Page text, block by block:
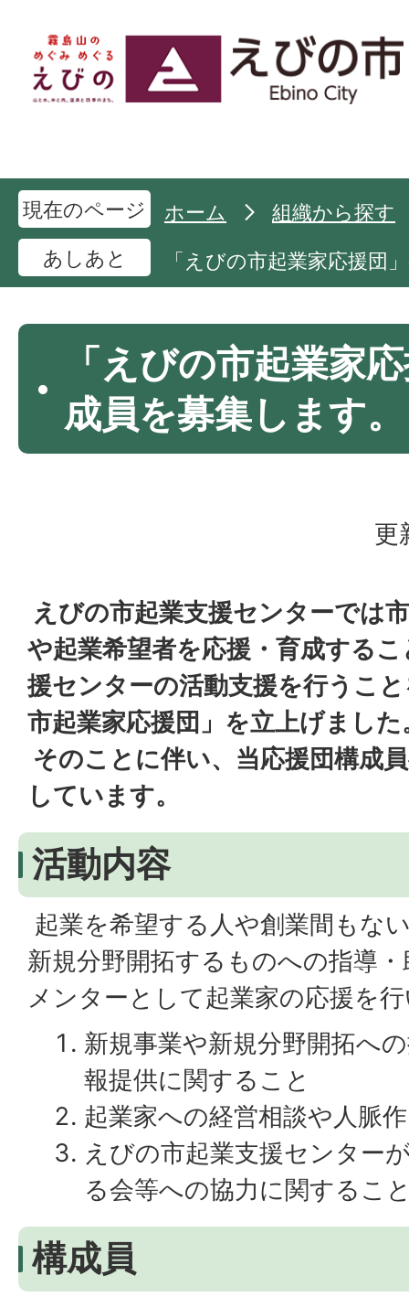
現在のページ ホーム
組織から探す
あしあと
「えびの市起業家応援団
「えびの市起業家
成員を募集します。
更
えびの市起業支援センターでは
や起業希望者を応援・育成する
援センターの活動支援を行うこ
市起業家応援団」を立上げました
そのことに伴い、当応援団構成
しています。
活動内容
起業を希望する人や創業間もな
新規分野開拓するものへの指導
メンターとして起業家の応援を
新規事業や新規分野開拓へ
報提供に関すること
起業家への経営相談や人脈
えびの市起業支援センター
る会等への協力に関するこ
構成員